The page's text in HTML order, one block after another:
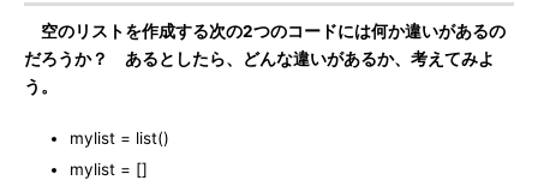
空のリストを作成する次の2つのコードには何か違いがあるの
だろうか？ あるとしたら、どんな違いがあるか、考えてみよ
う。
mylist = list()
mylist = []